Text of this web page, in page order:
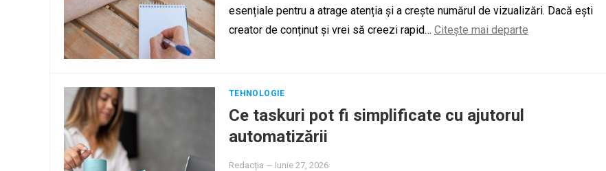
esențiale pentru a atrage atenția și a crește numărul de vizualizări. Dacă ești
creator de conținut și vrei să creezi rapid… Citește mai departe
TEHNOLOGIE
Ce taskuri pot fi simplificate cu ajutorul
automatizării
Redacția — Iunie 27, 2026